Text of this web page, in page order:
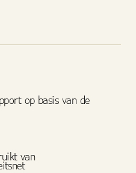
op basis van de
van